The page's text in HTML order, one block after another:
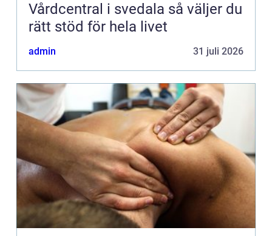
Vårdcentral i svedala så väljer du
rätt stöd för hela livet
admin 31 juli 2026